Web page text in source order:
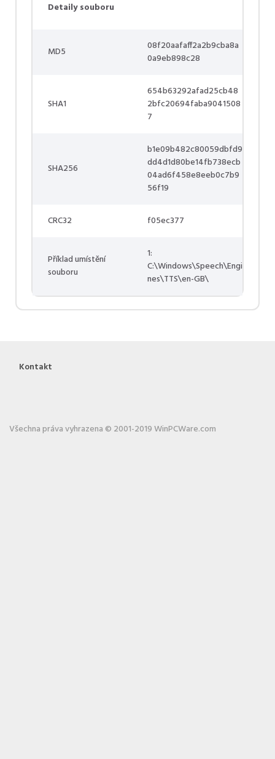
Detaily souboru
MD5
08f20aafaff2a2b9cba8a
0a9eb898c28
SHA1
654b63292afad25cb48
2bfc20694faba9041508
7
SHA256
b1e09b482c80059dbfd9
dd4d1d80be14fb738ecb
04ad6f458e8eeb0c7b9
56f19
CRC32 f05ec377
Příklad umístění
souboru
1:
C:\Windows\Speech\Engi
nes\TTS\en-GB\
Kontakt
Všechna práva vyhrazena © 2001-2019 WinPCWare.com